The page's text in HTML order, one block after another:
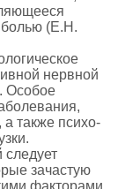
(Е.Н.
нервной
Особое
также психо-
следует
зачастую